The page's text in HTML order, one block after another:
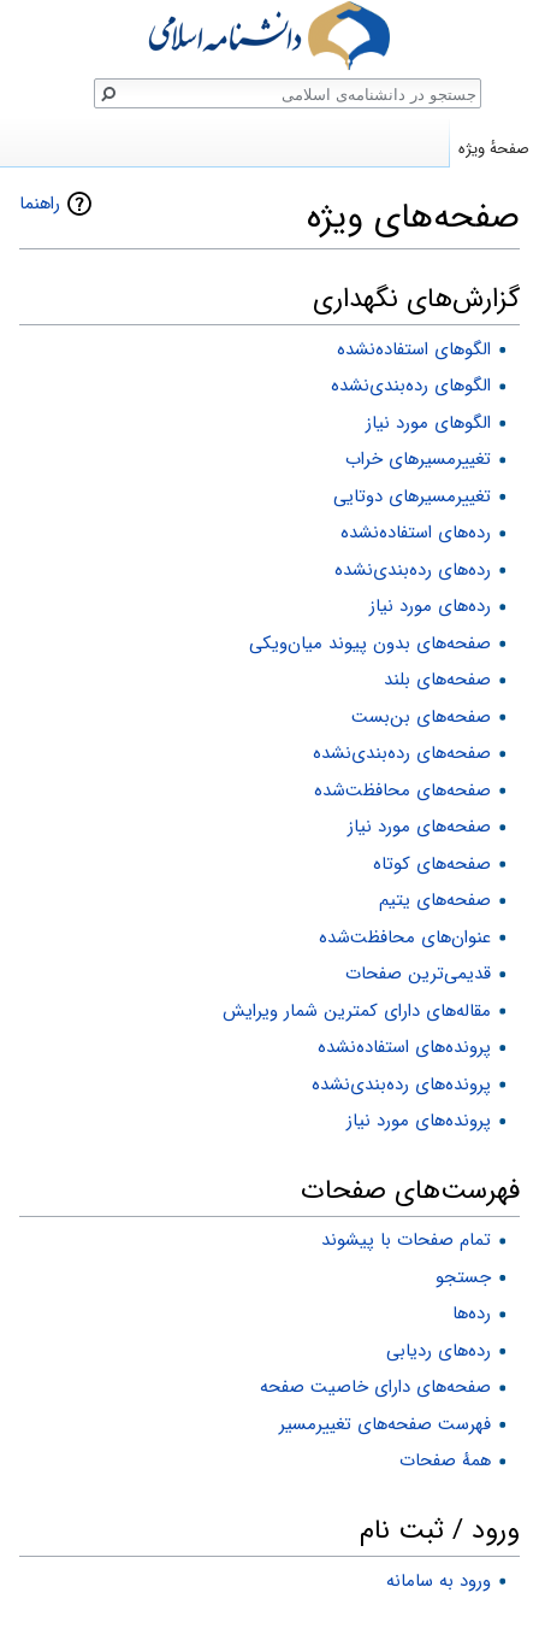
راهنما صفحه‌های ویژه
پرش
به
ناوبری
پرش
به
جستجو
گزارش‌های نگهداری
الگوهای استفاده‌نشده
الگوهای رده‌بندی‌نشده
الگوهای مورد نیاز
تغییرمسیرهای خراب
تغییرمسیرهای دوتایی
رده‌های استفاده‌نشده
رده‌های رده‌بندی‌نشده
رده‌های مورد نیاز
صفحه‌های بدون پیوند میان‌ویکی
صفحه‌های بلند
صفحه‌های بن‌بست
صفحه‌های رده‌بندی‌نشده
صفحه‌های محافظت‌شده
صفحه‌های مورد نیاز
صفحه‌های کوتاه
صفحه‌های یتیم
عنوان‌های محافظت‌شده
قدیمی‌ترین صفحات
مقاله‌های دارای کمترین شمار ویرایش
پرونده‌های استفاده‌نشده
پرونده‌های رده‌بندی‌نشده
پرونده‌های مورد نیاز
فهرست‌های صفحات
تمام صفحات با پیشوند
جستجو
رده‌ها
رده‌های ردیابی
صفحه‌های دارای خاصیت صفحه
فهرست صفحه‌های تغییرمسیر
همهٔ صفحات
ورود / ثبت نام
ورود به سامانه
صفحهٔ ویژه
جستجو